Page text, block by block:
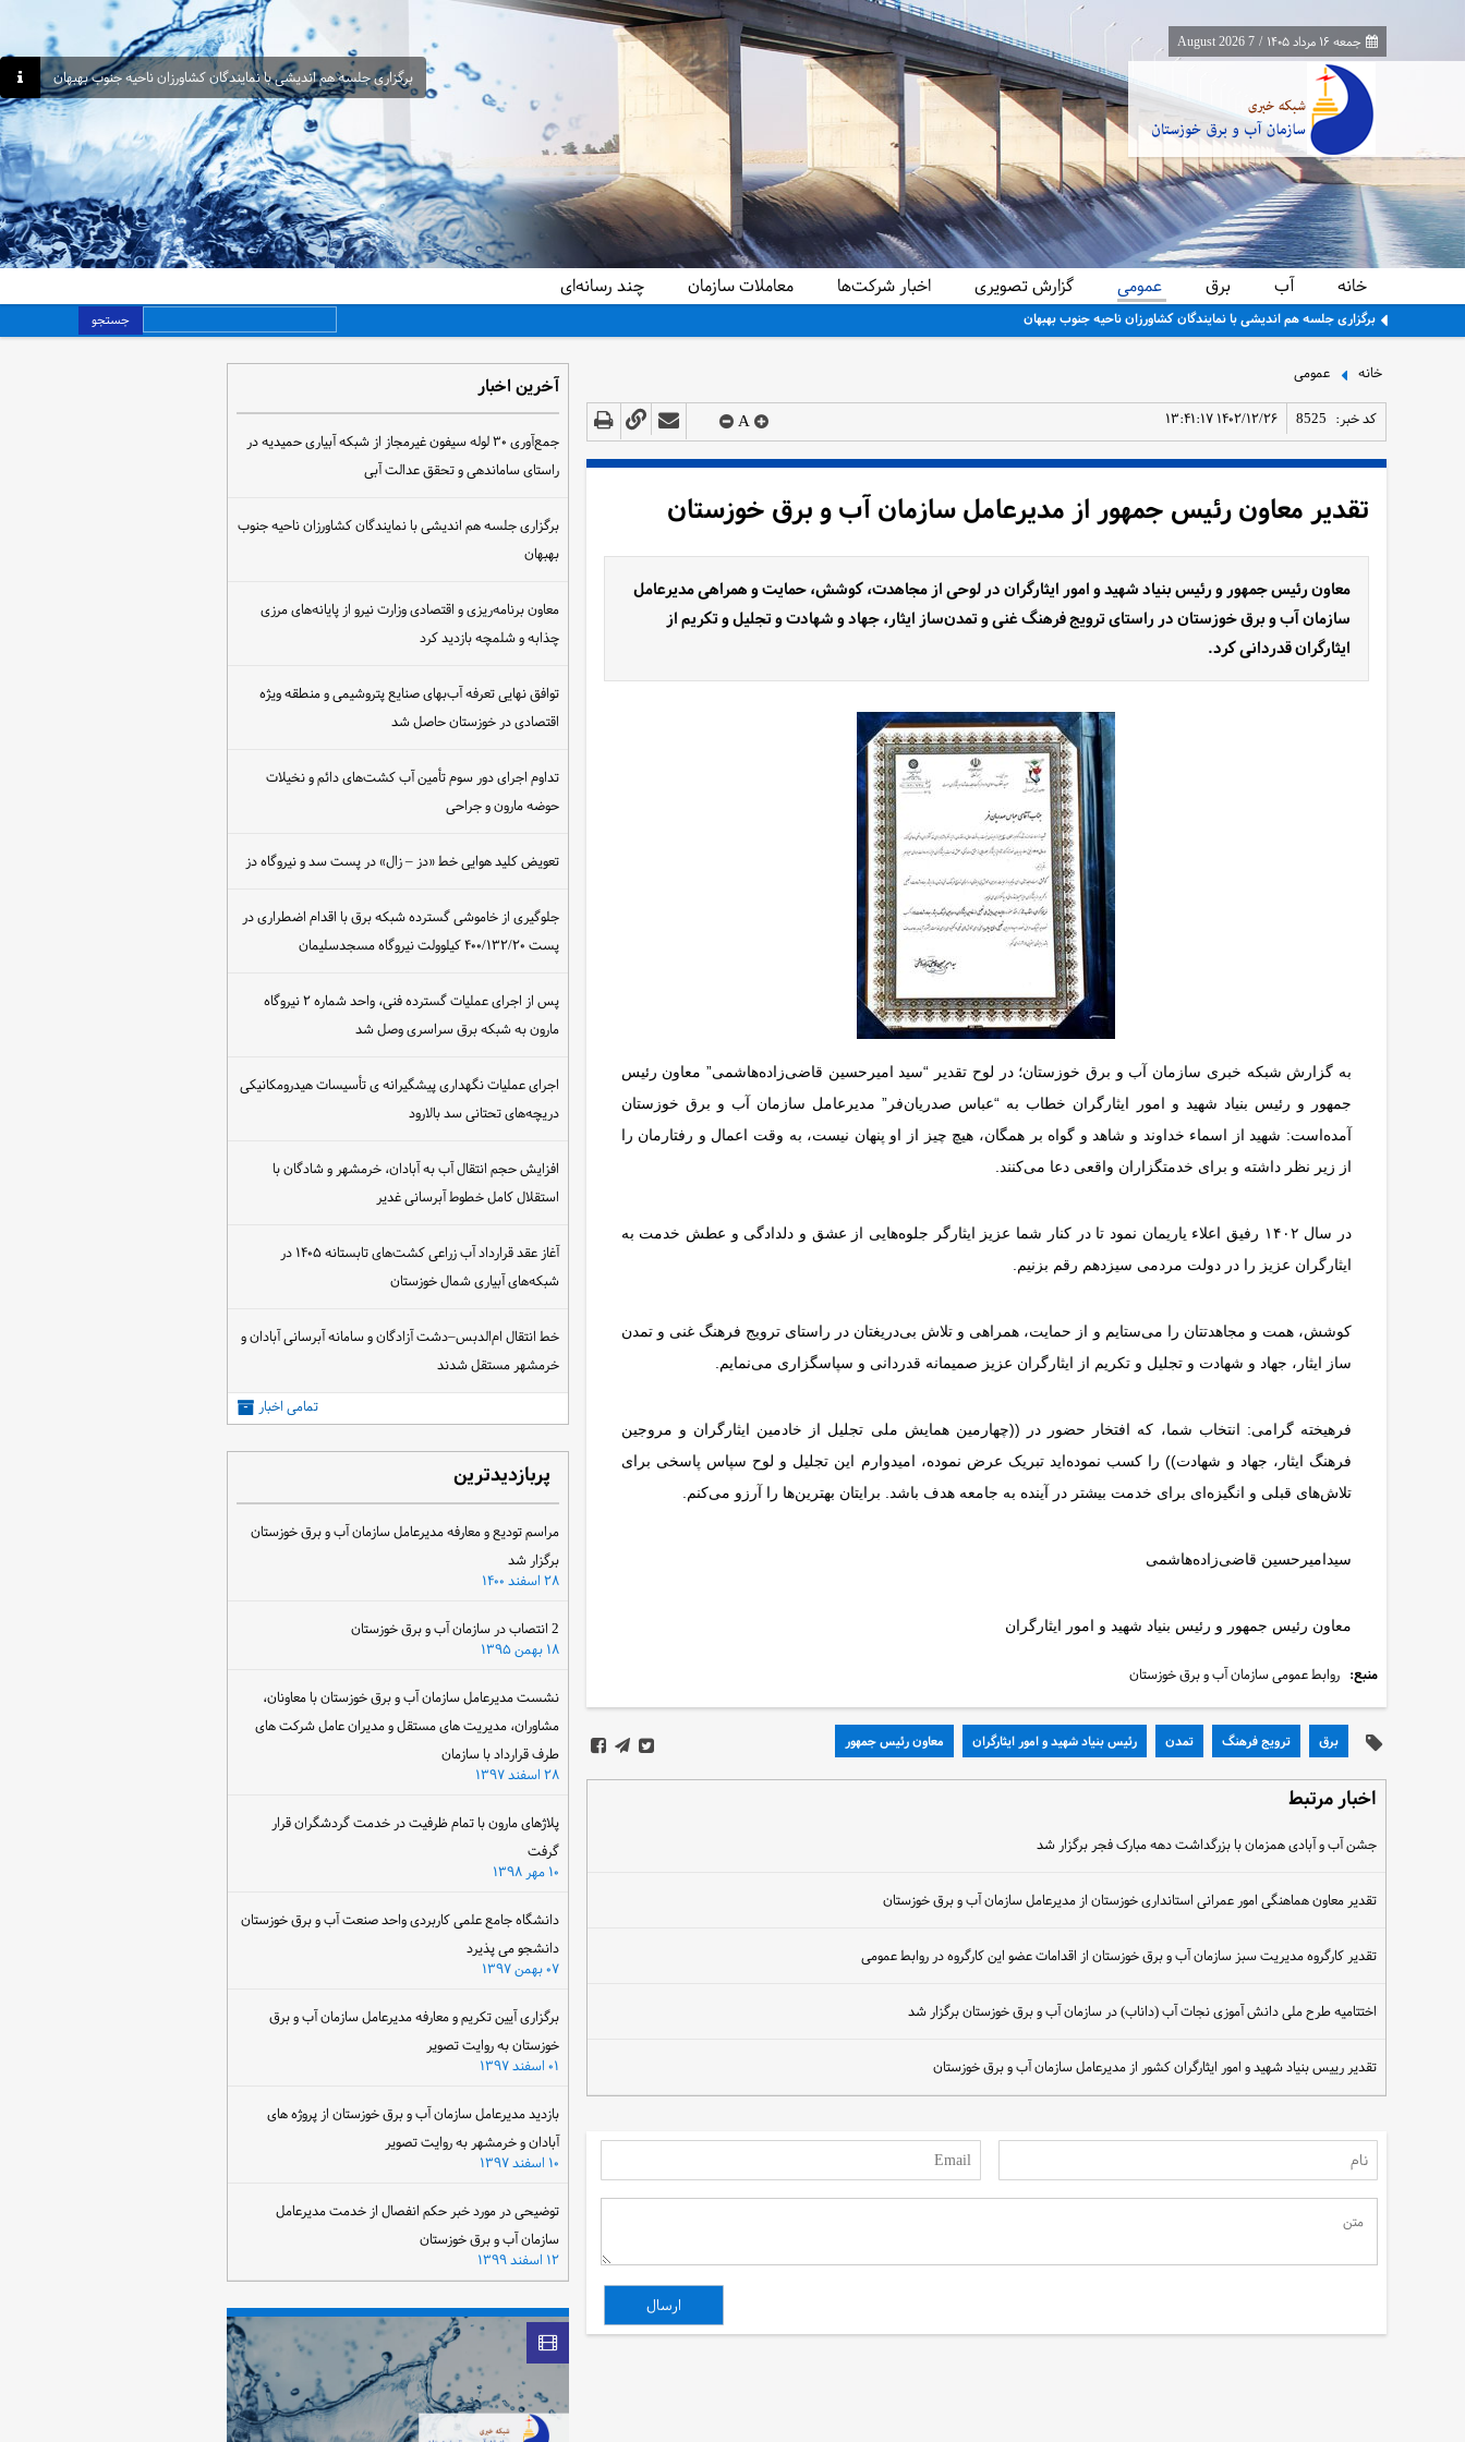
جمعه ۱۶ مرداد ۱۴۰۵ /
7 August 2026
برگزاری جلسه هم اندیشی با نمایندگان کشاورزان ناحیه جنوب بهبهان
خانه آب برق عمومی گزارش تصویری اخبار شرکت‌ها معاملات سازمان چند رسانه‌ای
برگزاری جلسه هم اندیشی با نمایندگان کشاورزان ناحیه جنوب بهبهان جستجو
خانه عمومی
کد خبر: 8525 ۱۴۰۲/۱۲/۲۶ ۱۳:۴۱:۱۷ A
تقدیر معاون رئیس جمهور از مدیرعامل سازمان آب و برق خوزستان
معاون رئیس جمهور و رئیس بنیاد شهید و امور ایثارگران در لوحی از مجاهدت، کوشش، حمایت و همراهی مدیرعامل
سازمان آب و برق خوزستان در راستای ترویج فرهنگ غنی و تمدن‌ساز ایثار، جهاد و شهادت و تجلیل و تکریم از
ایثارگران قدردانی کرد.
به گزارش شبکه خبری سازمان آب و برق خوزستان؛ در لوح تقدیر “سید امیرحسین قاضی‌زاده‌هاشمی” معاون رئیس
جمهور و رئیس بنیاد شهید و امور ایثارگران خطاب به “عباس صدریان‌فر” مدیرعامل سازمان آب و برق خوزستان
آمده‌است: شهید از اسماء خداوند و شاهد و گواه بر همگان، هیچ چیز از او پنهان نیست، به وقت اعمال و رفتارمان را
از زیر نظر داشته و برای خدمتگزاران واقعی دعا می‌کنند.
در سال ۱۴۰۲ رفیق اعلاء یاریمان نمود تا در کنار شما عزیز ایثارگر جلوه‌هایی از عشق و دلدادگی و عطش خدمت به
ایثارگران عزیز را در دولت مردمی سیزدهم رقم بزنیم.
کوشش، همت و مجاهدتتان را می‌ستایم و از حمایت، همراهی و تلاش بی‌دریغتان در راستای ترویج فرهنگ غنی و تمدن
ساز ایثار، جهاد و شهادت و تجلیل و تکریم از ایثارگران عزیز صمیمانه قدردانی و سپاسگزاری می‌نمایم.
فرهیخته گرامی: انتخاب شما، که افتخار حضور در ((چهارمین همایش ملی تجلیل از خادمین ایثارگران و مروجین
فرهنگ ایثار، جهاد و شهادت)) را کسب نموده‌اید تبریک عرض نموده، امیدوارم این تجلیل و لوح سپاس پاسخی برای
تلاش‌های قبلی و انگیزه‌ای برای خدمت بیشتر در آینده به جامعه هدف باشد. برایتان بهترین‌ها را آرزو می‌کنم.
سیدامیرحسین قاضی‌زاده‌هاشمی
معاون رئیس جمهور و رئیس بنیاد شهید و امور ایثارگران
منبع: روابط عمومی سازمان آب و برق خوزستان
برق ترویج فرهنگ تمدن رئیس بنیاد شهید و امور ایثارگران معاون رئیس جمهور
اخبار مرتبط
جشن آب و آبادی همزمان با بزرگداشت دهه مبارک فجر برگزار شد
تقدیر معاون هماهنگی امور عمرانی استانداری خوزستان از مدیرعامل سازمان آب و برق خوزستان
تقدیر کارگروه مدیریت سبز سازمان آب و برق خوزستان از اقدامات عضو این کارگروه در روابط عمومی
اختتامیه طرح ملی دانش آموزی نجات آب (داناب) در سازمان آب و برق خوزستان برگزار شد
تقدیر رییس بنیاد شهید و امور ایثارگران کشور از مدیرعامل سازمان آب و برق خوزستان
آخرین اخبار
جمع‌آوری ۳۰ لوله سیفون غیرمجاز از شبکه آبیاری حمیدیه در
راستای ساماندهی و تحقق عدالت آبی
برگزاری جلسه هم اندیشی با نمایندگان کشاورزان ناحیه جنوب
بهبهان
معاون برنامه‌ریزی و اقتصادی وزارت نیرو از پایانه‌های مرزی
چذابه و شلمچه بازدید کرد
توافق نهایی تعرفه آب‌بهای صنایع پتروشیمی و منطقه ویژه
اقتصادی در خوزستان حاصل شد
تداوم اجرای دور سوم تأمین آب کشت‌های دائم و نخیلات
حوضه مارون و جراحی
تعویض کلید هوایی خط «دز – زال» در پست سد و نیروگاه دز
جلوگیری از خاموشی گسترده شبکه برق با اقدام اضطراری در
پست ۴۰۰/۱۳۲/۲۰ کیلوولت نیروگاه مسجدسلیمان
پس از اجرای عملیات گسترده فنی، واحد شماره ۲ نیروگاه
مارون به شبکه برق سراسری وصل شد
اجرای عملیات نگهداری پیشگیرانه ی تأسیسات هیدرومکانیکی
دریچه‌های تحتانی سد بالارود
افزایش حجم انتقال آب به آبادان، خرمشهر و شادگان با
استقلال کامل خطوط آبرسانی غدیر
آغاز عقد قرارداد آب زراعی کشت‌های تابستانه ۱۴۰۵ در
شبکه‌های آبیاری شمال خوزستان
خط انتقال ام‌الدبس–دشت آزادگان و سامانه آبرسانی آبادان و
خرمشهر مستقل شدند
تمامی اخبار
پربازدیدترین
مراسم تودیع و معارفه مدیرعامل سازمان آب و برق خوزستان
برگزار شد
۲۸ اسفند ۱۴۰۰
2 انتصاب در سازمان آب و برق خوزستان
۱۸ بهمن ۱۳۹۵
نشست مدیرعامل سازمان آب و برق خوزستان با معاونان،
مشاوران، مدیریت های مستقل و مدیران عامل شرکت های
طرف قرارداد با سازمان
۲۸ اسفند ۱۳۹۷
پلاژهای مارون با تمام ظرفیت در خدمت گردشگران قرار
گرفت
۱۰ مهر ۱۳۹۸
دانشگاه جامع علمی کاربردی واحد صنعت آب و برق خوزستان
دانشجو می پذیرد
۰۷ بهمن ۱۳۹۷
برگزاری آیین تکریم و معارفه مدیرعامل سازمان آب و برق
خوزستان به روایت تصویر
۰۱ اسفند ۱۳۹۷
بازدید مدیرعامل سازمان آب و برق خوزستان از پروژه های
آبادان و خرمشهر به روایت تصویر
۱۰ اسفند ۱۳۹۷
توضیحی در مورد خبر حکم انفصال از خدمت مدیرعامل
سازمان آب و برق خوزستان
۱۲ اسفند ۱۳۹۹